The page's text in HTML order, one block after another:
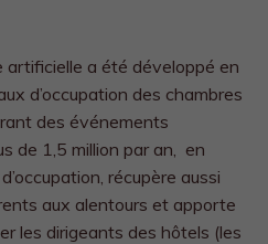
artificielle a été développé en
d’occupation des chambres
des événements
de 1,5 million par an, en
récupère aussi
aux alentours et apporte
les dirigeants des hôtels (les